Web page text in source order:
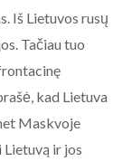
Iš Lietuvos rusų
Tačiau tuo
kad Lietuva
Maskvoje
ir jos